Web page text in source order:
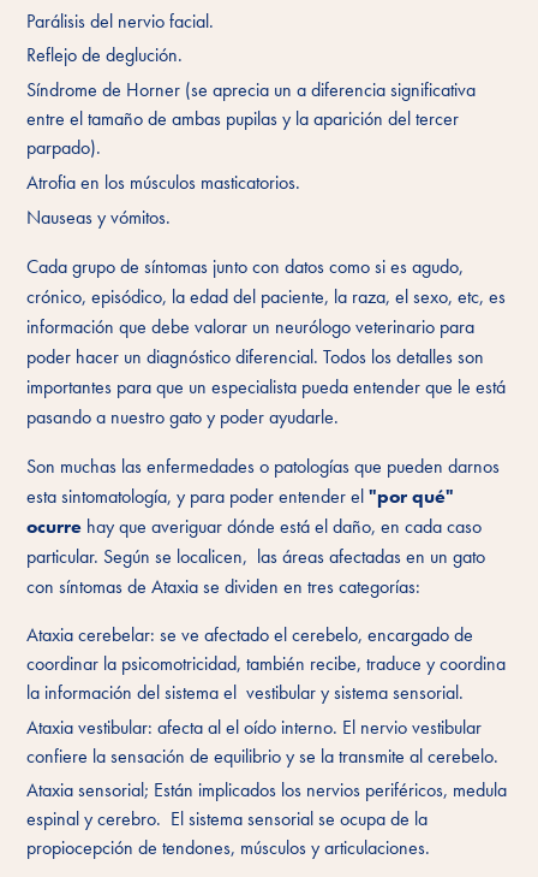
Parálisis del nervio facial.
Reflejo de deglución.
Síndrome de Horner (se aprecia un a diferencia significativa
entre el tamaño de ambas pupilas y la aparición del tercer
parpado).
Atrofia en los músculos masticatorios.
Nauseas y vómitos.
Cada grupo de síntomas junto con datos como si es agudo,
crónico, episódico, la edad del paciente, la raza, el sexo, etc, es
información que debe valorar un neurólogo veterinario para
poder hacer un diagnóstico diferencial. Todos los detalles son
importantes para que un especialista pueda entender que le está
pasando a nuestro gato y poder ayudarle.
Son muchas las enfermedades o patologías que pueden darnos
esta sintomatología, y para poder entender el"por qué"
ocurre hay que averiguar dónde está el daño, en cada caso
particular. Según se localicen, las áreas afectadas en un gato
con síntomas de Ataxia se dividen en tres categorías:
Ataxia cerebelar: se ve afectado el cerebelo, encargado de
coordinar la psicomotricidad, también recibe, traduce y coordina
la información del sistema el vestibular y sistema sensorial.
Ataxia vestibular: afecta al el oído interno. El nervio vestibular
confiere la sensación de equilibrio y se la transmite al cerebelo.
Ataxia sensorial; Están implicados los nervios periféricos, medula
espinal y cerebro. El sistema sensorial se ocupa de la
propiocepción de tendones, músculos y articulaciones.